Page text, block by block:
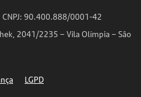
CNPJ: 90.400.888/0001-42
2041/2235 – Vila Olímpia – São
LGPD